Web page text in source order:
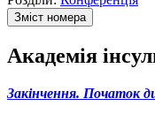
Зміст номера
Академія
Закінчення. Початок